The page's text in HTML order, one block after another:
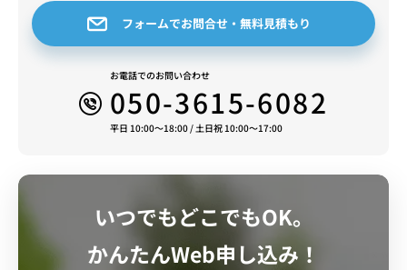
フォームでお問合せ・無料見積もり
お電話でのお問い合わせ
050-3615-6082
平日 10:00～18:00 / 土日祝 10:00～17:00
いつでもどこでもOK。
かんたんWeb申し込み！